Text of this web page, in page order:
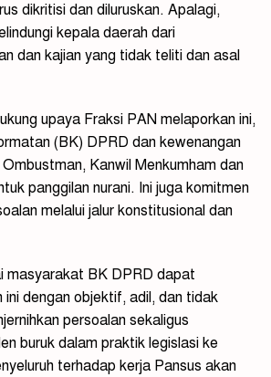
dikritisi dan diluruskan. Apalagi,
kepala daerah dari
dan kajian yang tidak teliti dan asal
upaya Fraksi PAN melaporkan ini,
(BK) DPRD dan kewenangan
Kanwil Menkumham dan
panggilan nurani. Ini juga komitmen
melalui jalur konstitusional dan
masyarakat BK DPRD dapat
ini dengan objektif, adil, dan tidak
persoalan sekaligus
buruk dalam praktik legislasi ke
terhadap kerja Pansus akan